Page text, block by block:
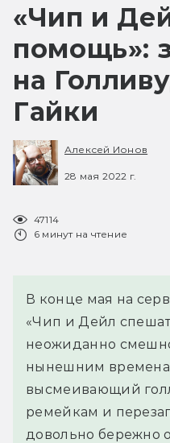
«Чип и
помощь»:
на
Гайки
Алексей Ионов
28 мая 2022 г.
47114
6 минут на чтение
В конце мая на
«Чип и Дейл
неожиданно
нынешним
высмеивающий
ремейкам и
довольно бережно